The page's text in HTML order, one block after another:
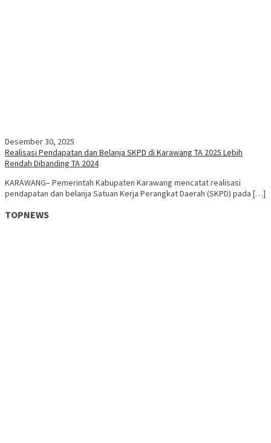
Desember 30, 2025
Realisasi Pendapatan dan Belanja SKPD di Karawang TA 2025 Lebih
Rendah Dibanding TA 2024
KARAWANG– Pemerintah Kabupaten Karawang mencatat realisasi
pendapatan dan belanja Satuan Kerja Perangkat Daerah (SKPD) pada […]
TOPNEWS